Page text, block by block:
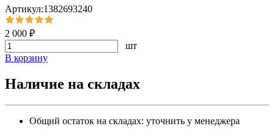
Артикул:1382693240
2 000 ₽
шт
В корзину
Наличие на складах
Общий остаток на складах: уточнить у менеджера